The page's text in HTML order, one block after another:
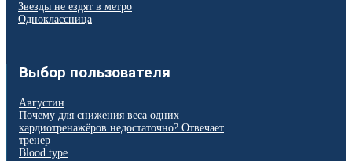
Звезды не ездят в метро
Одноклассница
Выбор пользователя
Августин
Почему для снижения веса одних
кардиотренажёров недостаточно? Отвечает
тренер
Blood type